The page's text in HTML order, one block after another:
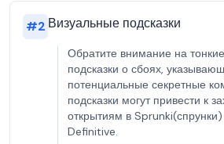
#2 Визуальные подсказки
Обратите внимание на
подсказки о сбоях,
потенциальные секретные
подсказки могут привести к
открытиям в
Definitive.